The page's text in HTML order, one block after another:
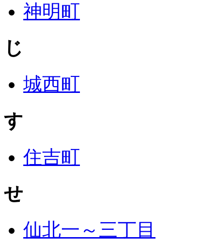
神明町
じ
城西町
す
住吉町
せ
仙北一～三丁目